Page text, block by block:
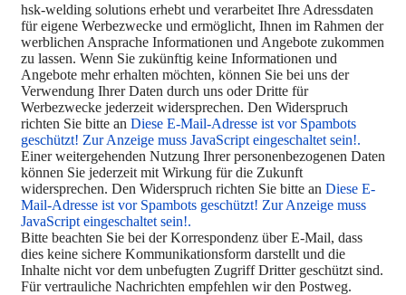
hsk-welding solutions erhebt und verarbeitet Ihre Adressdaten
für eigene Werbezwecke und ermöglicht, Ihnen im Rahmen der
werblichen Ansprache Informationen und Angebote zukommen
zu lassen. Wenn Sie zukünftig keine Informationen und
Angebote mehr erhalten möchten, können Sie bei uns der
Verwendung Ihrer Daten durch uns oder Dritte für
Werbezwecke jederzeit widersprechen. Den Widerspruch
richten Sie bitte an Diese E-Mail-Adresse ist vor Spambots
geschützt! Zur Anzeige muss JavaScript eingeschaltet sein!.
Einer weitergehenden Nutzung Ihrer personenbezogenen Daten
können Sie jederzeit mit Wirkung für die Zukunft
widersprechen. Den Widerspruch richten Sie bitte an Diese E-
Mail-Adresse ist vor Spambots geschützt! Zur Anzeige muss
JavaScript eingeschaltet sein!.
Bitte beachten Sie bei der Korrespondenz über E-Mail, dass
dies keine sichere Kommunikationsform darstellt und die
Inhalte nicht vor dem unbefugten Zugriff Dritter geschützt sind.
Für vertrauliche Nachrichten empfehlen wir den Postweg.